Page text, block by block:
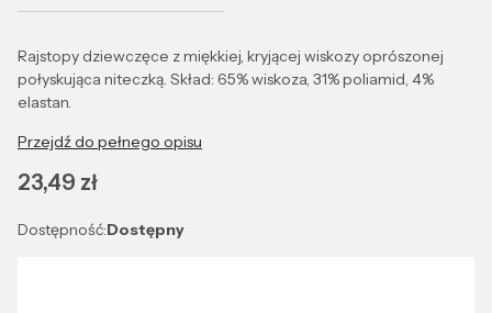
Rajstopy dziewczęce z miękkiej, kryjącej wiskozy oprószonej
połyskująca niteczką. Skład: 65% wiskoza, 31% poliamid, 4%
elastan.
Przejdź do pełnego opisu
Cena
23,49 zł
Dostępność:Dostępny